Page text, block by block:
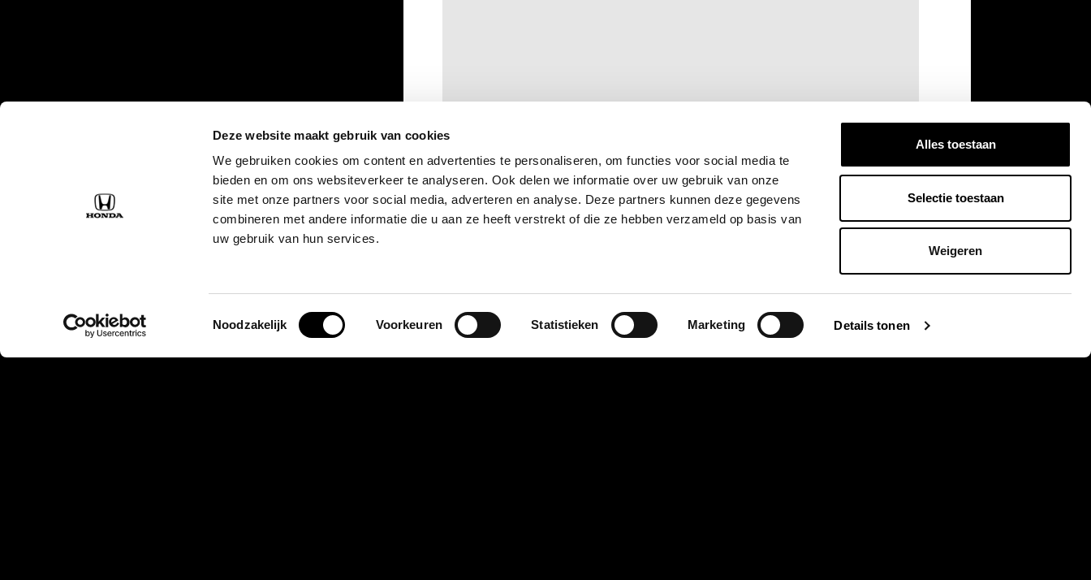
Deze website maakt gebruik van cookies
We gebruiken cookies om content en advertenties te personaliseren, om functies voor social media te
bieden en om ons websiteverkeer te analyseren. Ook delen we informatie over uw gebruik van onze
site met onze partners voor social media, adverteren en analyse. Deze partners kunnen deze gegevens
combineren met andere informatie die u aan ze heeft verstrekt of die ze hebben verzameld op basis van
uw gebruik van hun services.
Toestemmingsselectie
Noodzakelijk Voorkeuren Statistieken Marketing Details tonen
Alles toestaan
Selectie toestaan
Weigeren
Dhr.